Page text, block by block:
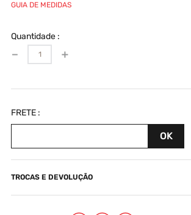
GUIA DE MEDIDAS
Quantidade
＋
－
TROCAS E DEVOLUÇÃO